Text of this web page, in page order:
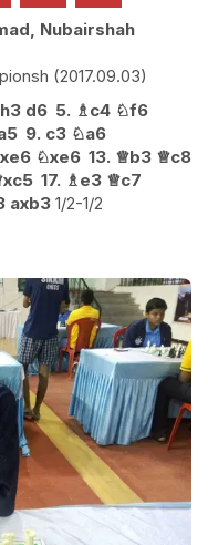
Nubairshah
2017.09.03
h3 d6 5. ♗c4 ♘f6
9. c3 ♘a6
xe6 ♘xe6 13. ♕b3 ♕c8
xc5 17. ♗e3 ♕c7
axb3 1/2-1/2